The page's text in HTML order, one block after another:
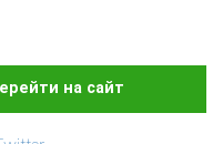
на сайт